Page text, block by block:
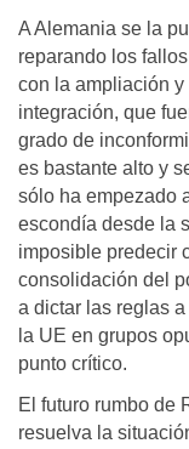
A Alemania se la
reparando los
con la ampliación
integración, que
grado de
es bastante alto y
sólo ha empezado
escondía desde la
imposible predecir
consolidación del
a dictar las reglas
la UE en grupos
punto crítico.
El futuro rumbo de
resuelva la